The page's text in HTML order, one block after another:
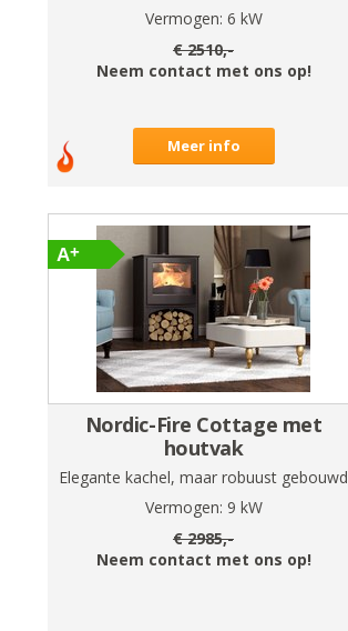
Vermogen: 6 kW
€2510,-
Neem contact met ons op!
Meer info
Nordic-Fire Cottage met
houtvak
Elegante kachel, maar robuust gebouwd
Vermogen: 9 kW
€2985,-
Neem contact met ons op!